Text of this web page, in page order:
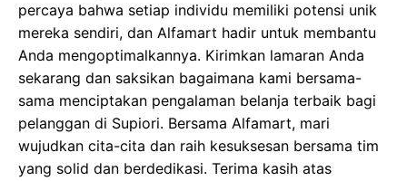
percaya bahwa setiap individu memiliki potensi unik
mereka sendiri, dan Alfamart hadir untuk membantu
Anda mengoptimalkannya. Kirimkan lamaran Anda
sekarang dan saksikan bagaimana kami bersama-
sama menciptakan pengalaman belanja terbaik bagi
pelanggan di Supiori. Bersama Alfamart, mari
wujudkan cita-cita dan raih kesuksesan bersama tim
yang solid dan berdedikasi. Terima kasih atas